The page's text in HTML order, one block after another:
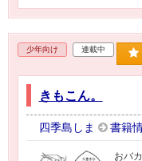
少年向け 連載中
きもこん。
四季島しま 書籍
おバ